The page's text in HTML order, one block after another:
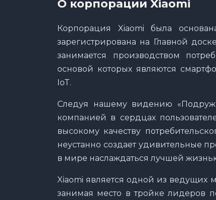
О корпорации Xiaomi
Корпорация Xiaomi была
зарегистрирована на Главной
занимается производством
основой которых являются
IoT.
Следуя нашему видению
компанией в сердцах
высокому качеству
неустанно создает удивительные
в мире наслаждаться лучшей
Xiaomi является одной из ведущих
занимая место в тройке лидеров